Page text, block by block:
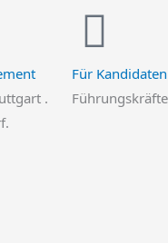
.
Für Kandidaten